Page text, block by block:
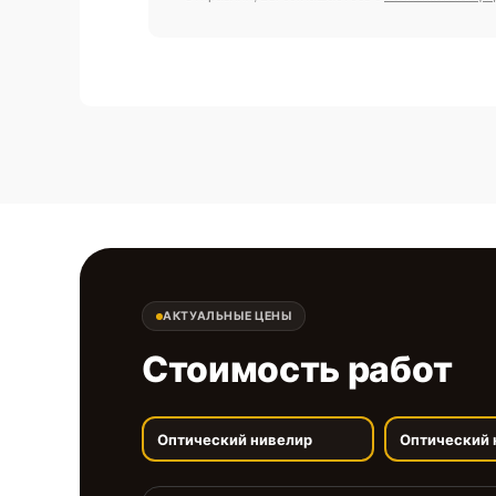
АКТУАЛЬНЫЕ ЦЕНЫ
Стоимость работ
Оптический нивелир Оптический